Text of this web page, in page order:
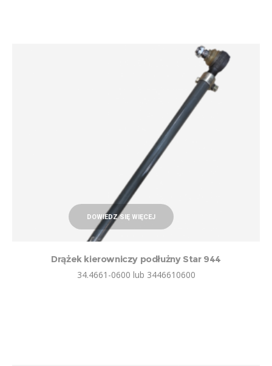
DOWIEDZ SIĘ WIĘCEJ
Drążek kierowniczy podłużny Star 944
34.4661-0600 lub 3446610600